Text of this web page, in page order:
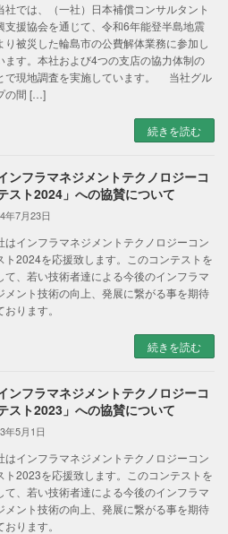
社では、（一社）日本補償コンサルタント
支援協会を通じて、令和6年能登半島地震
り被災した輪島市の公費解体業務に参加し
ます。本社および4つの支店の協力体制の
で現地調査を実施しています。 当社グル
の間 […]
続きを読む
インフラマネジメントテクノロジーコ
スト2024」への協賛について
年7月23日
はインフラマネジメントテクノロジーコン
ト2024を応援致します。このコンテストを
て、若い技術者達による今後のインフラマ
メント技術の向上、発展に繋がる事を期待
おります。
続きを読む
インフラマネジメントテクノロジーコ
スト2023」への協賛について
年5月1日
はインフラマネジメントテクノロジーコン
ト2023を応援致します。このコンテストを
て、若い技術者達による今後のインフラマ
メント技術の向上、発展に繋がる事を期待
おります。